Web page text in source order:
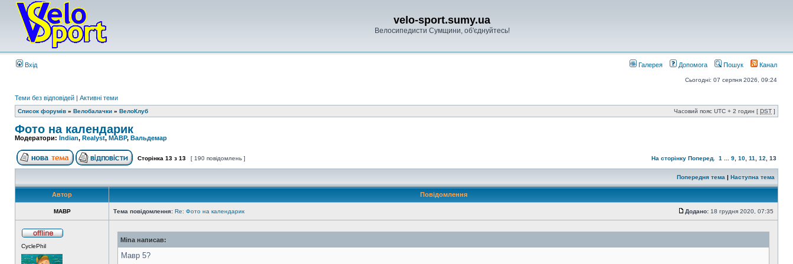
velo-sport.sumy.ua
Велосипедисти Сумщини, об'єднуйтесь!
Вхід Галерея Допомога Пошук Канал
Сьогодні: 07 серпня 2026, 09:24
Теми без відповідей | Активні теми
Список форумів » Велобалачки » ВелоКлуб Часовий пояс UTC + 2 годин [ DST ]
Фото на календарик
Модератори: Indian, Realyst, MABP, Вальдемар
Сторінка 13 з 13 [ 190 повідомлень ] На сторінку Поперед. 1 9 10 11 12 13
Попередня тема | Наступна тема
Автор Повідомлення
MABP Тема повідомлення: Re: Фото на календарик Додано: 18 грудня 2020, 07:35
CyclePhil
Mina написав:
Мавр 5?